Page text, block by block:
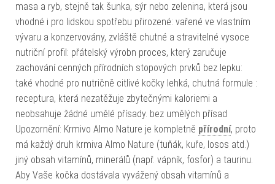
masa a ryb, stejně tak šunka, sýr nebo zelenina, která jsou
vhodné i pro lidskou spotřebu přirozené: vařené ve vlastním
vývaru a konzervovány, zvláště chutné a stravitelné vysoce
nutriční profil: přátelský výrobn proces, který zaručuje
zachování cenných přírodních stopových prvků bez lepku:
také vhodné pro nutričně citlivé kočky lehká, chutná formule :
receptura, která nezatěžuje zbytečnými kaloriemi a
neobsahuje žádné umělé přísady. bez umělých přísad
Upozornění: Krmivo Almo Nature je kompletně přírodní, proto
má každý druh krmiva Almo Nature (tuňák, kuře, losos atd.)
jiný obsah vitamínů, minerálů (např. vápník, fosfor) a taurinu.
Aby Vaše kočka dostávala vyvážený obsah vitamínů a